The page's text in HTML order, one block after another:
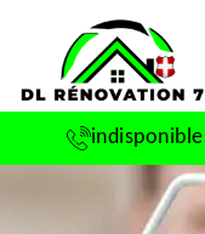
indisponible